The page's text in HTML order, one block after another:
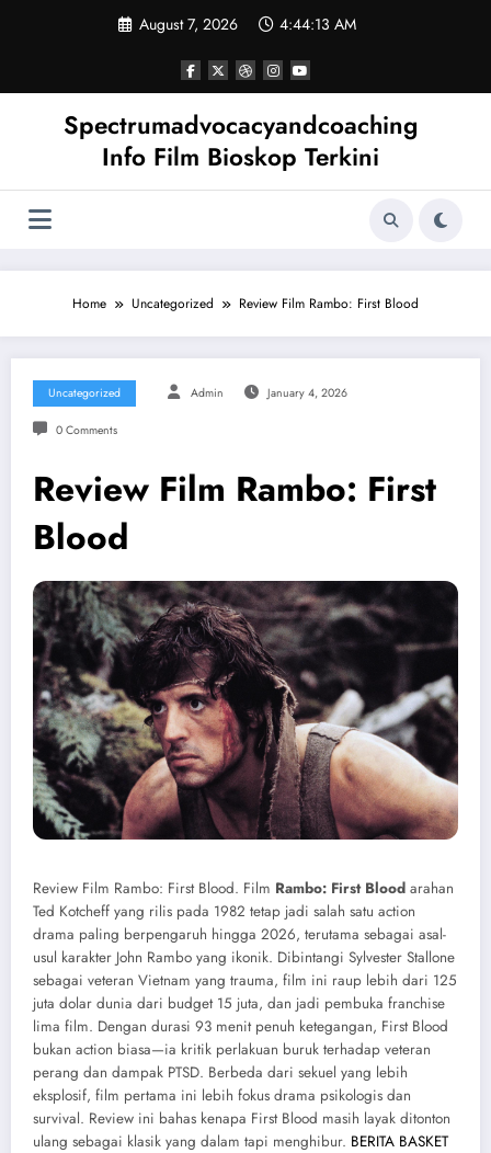
August 7, 2026 4:44:14 AM
Spectrumadvocacyandcoaching
Info Film Bioskop Terkini
Home Uncategorized Review Film Rambo: First Blood
Uncategorized Admin January 4, 2026
0 Comments
Review Film Rambo: First
Blood
Review Film Rambo: First Blood. Film Rambo: First Blood arahan
Ted Kotcheff yang rilis pada 1982 tetap jadi salah satu action
drama paling berpengaruh hingga 2026, terutama sebagai asal-
usul karakter John Rambo yang ikonik. Dibintangi Sylvester Stallone
sebagai veteran Vietnam yang trauma, film ini raup lebih dari 125
juta dolar dunia dari budget 15 juta, dan jadi pembuka franchise
lima film. Dengan durasi 93 menit penuh ketegangan, First Blood
bukan action biasa—ia kritik perlakuan buruk terhadap veteran
perang dan dampak PTSD. Berbeda dari sekuel yang lebih
eksplosif, film pertama ini lebih fokus drama psikologis dan
survival. Review ini bahas kenapa First Blood masih layak ditonton
ulang sebagai klasik yang dalam tapi menghibur. BERITA BASKET